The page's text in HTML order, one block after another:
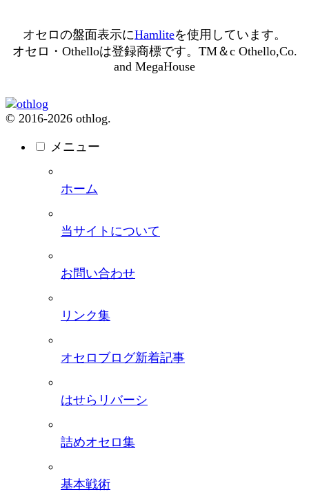
オセロの盤面表示にHamliteを使用しています。
オセロ・Othelloは登録商標です。TM＆c Othello,Co.
and MegaHouse
© 2016-2026 othlog.
メニュー
ホーム
当サイトについて
お問い合わせ
リンク集
オセロブログ新着記事
はせらリバーシ
詰めオセロ集
基本戦術